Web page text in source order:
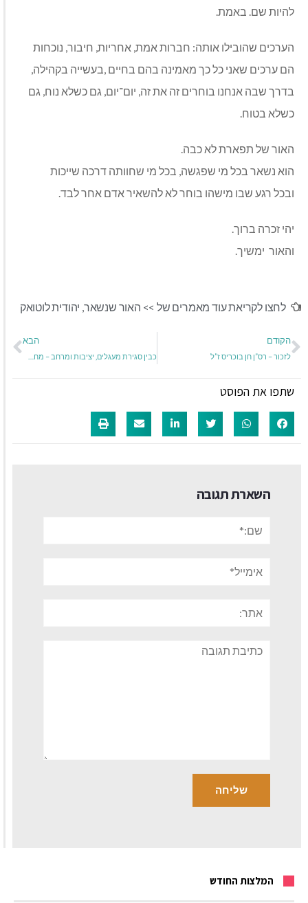
להיות שם. באמת.
הערכים שהובילו אותה: חברות אמת, אחריות, חיבור, נוכחות
הם ערכים שאני כל כך מאמינה בהם בחיים ,בעשייה בקהילה,
בדרך שבה אנחנו בוחרים זה את זה, יום־יום, גם כשלא נוח, גם
כשלא בטוח.
האור של תפארת לא כבה.
הוא נשאר בכל מי שפגשה, בכל מי שחוותה דרכה שייכות
ובכל רגע שבו מישהו בוחר לא להשאיר אדם אחר לבד.
יהי זכרה ברוך.
והאור ימשיך.
לחצו לקריאת עוד מאמרים של >> האור שנשאר, יהודית לוטואק
הקודם
לזכור – רס”ן חן בוכריס ז”ל
הבא
שתפו את הפוסט
השארת תגובה
תגובה
המלצות החודש